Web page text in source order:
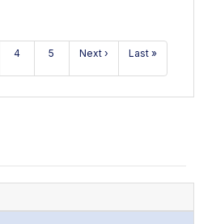
4 5 Next › Last »